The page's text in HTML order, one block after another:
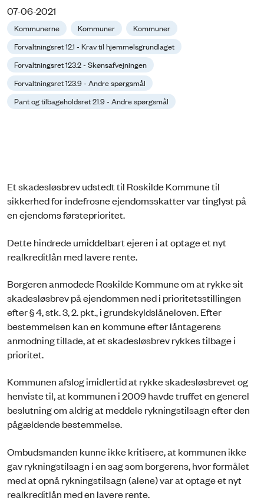
07-06-2021
Kommunerne Kommuner
Kommuner
Forvaltningsret 12.1 - Krav til hjemmelsgrundlaget
Forvaltningsret 123.2 - Skønsafvejningen
Forvaltningsret 123.9 - Andre spørgsmål
Pant og tilbageholdsret 21.9 - Andre spørgsmål
Et skadesløsbrev udstedt til Roskilde Kommune til
sikkerhed for indefrosne ejendomsskatter var tinglyst på
en ejendoms førsteprioritet.
Dette hindrede umiddelbart ejeren i at optage et nyt
realkreditlån med lavere rente.
Borgeren anmodede Roskilde Kommune om at rykke sit
skadesløsbrev på ejendommen ned i prioritetsstillingen
efter § 4, stk. 3, 2. pkt., i grundskyldslåneloven. Efter
bestemmelsen kan en kommune efter låntagerens
anmodning tillade, at et skadesløsbrev rykkes tilbage i
prioritet.
Kommunen afslog imidlertid at rykke skadesløsbrevet og
henviste til, at kommunen i 2009 havde truffet en generel
beslutning om aldrig at meddele rykningstilsagn efter den
pågældende bestemmelse.
Ombudsmanden kunne ikke kritisere, at kommunen ikke
gav rykningstilsagn i en sag som borgerens, hvor formålet
med at opnå rykningstilsagn (alene) var at optage et nyt
realkreditlån med en lavere rente.